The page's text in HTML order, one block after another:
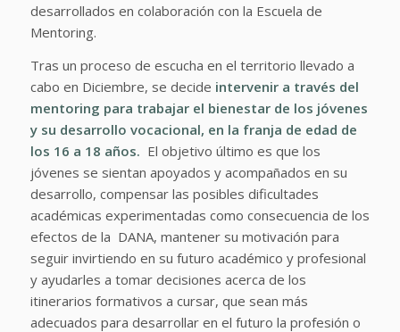
desarrollados en colaboración con la Escuela de
Mentoring.
Tras un proceso de escucha en el territorio llevado a
cabo en Diciembre, se decide intervenir a través del
mentoring para trabajar el bienestar de los jóvenes
y su desarrollo vocacional, en la franja de edad de
los 16 a 18 años. El objetivo último es que los
jóvenes se sientan apoyados y acompañados en su
desarrollo, compensar las posibles dificultades
académicas experimentadas como consecuencia de los
efectos de la DANA, mantener su motivación para
seguir invirtiendo en su futuro académico y profesional
y ayudarles a tomar decisiones acerca de los
itinerarios formativos a cursar, que sean más
adecuados para desarrollar en el futuro la profesión o